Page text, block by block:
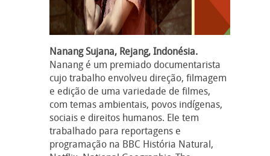
Nanang Sujana, Rejang, Indonésia.
Nanang é um premiado documentarista
cujo trabalho envolveu direção, filmagem
e edição de uma variedade de filmes,
com temas ambientais, povos indígenas,
sociais e direitos humanos. Ele tem
trabalhado para reportagens e
programação na BBC História Natural,